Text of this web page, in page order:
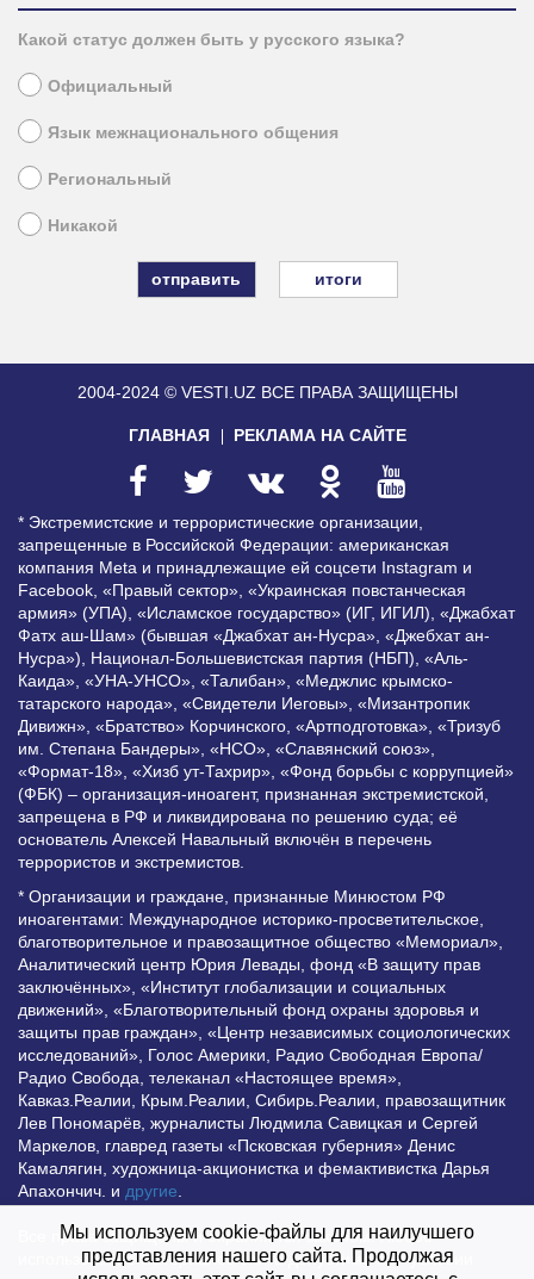
Какой статус должен быть у русского языка?
Официальный
Язык межнационального общения
Региональный
Никакой
итоги
2004-2024 © VESTI.UZ ВСЕ ПРАВА ЗАЩИЩЕНЫ
ГЛАВНАЯ РЕКЛАМА НА САЙТЕ
* Экстремистские и террористические организации,
запрещенные в Российской Федерации: американская
компания Meta и принадлежащие ей соцсети Instagram и
Facebook, «Правый сектор», «Украинская повстанческая
армия» (УПА), «Исламское государство» (ИГ, ИГИЛ), «Джабхат
Фатх аш-Шам» (бывшая «Джабхат ан-Нусра», «Джебхат ан-
Нусра»), Национал-Большевистская партия (НБП), «Аль-
Каида», «УНА-УНСО», «Талибан», «Меджлис крымско-
татарского народа», «Свидетели Иеговы», «Мизантропик
Дивижн», «Братство» Корчинского, «Артподготовка», «Тризуб
им. Степана Бандеры», «НСО», «Славянский союз»,
«Формат-18», «Хизб ут-Тахрир», «Фонд борьбы с коррупцией»
(ФБК) – организация-иноагент, признанная экстремистской,
запрещена в РФ и ликвидирована по решению суда; её
основатель Алексей Навальный включён в перечень
террористов и экстремистов.
* Организации и граждане, признанные Минюстом РФ
иноагентами: Международное историко-просветительское,
благотворительное и правозащитное общество «Мемориал»,
Аналитический центр Юрия Левады, фонд «В защиту прав
заключённых», «Институт глобализации и социальных
движений», «Благотворительный фонд охраны здоровья и
защиты прав граждан», «Центр независимых социологических
исследований», Голос Америки, Радио Свободная Европа/
Радио Свобода, телеканал «Настоящее время»,
Кавказ.Реалии, Крым.Реалии, Сибирь.Реалии, правозащитник
Лев Пономарёв, журналисты Людмила Савицкая и Сергей
Маркелов, главред газеты «Псковская губерния» Денис
Камалягин, художница-акционистка и фемактивистка Дарья
Апахончич. и другие
Все права защищены и охраняются законом. Любое
использование материалов сайта допустимо при условии
Мы используем cookie-файлы для наилучшего
представления нашего сайта. Продолжая